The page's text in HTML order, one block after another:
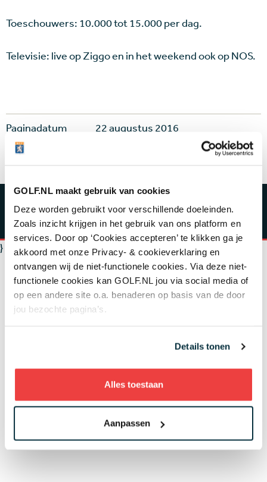
GOLF.NL maakt gebruik van cookies
Deze worden gebruikt voor verschillende doeleinden.
Zoals inzicht krijgen in het gebruik van ons platform en
services. Door op ‘Cookies accepteren’ te klikken ga je
akkoord met onze Privacy- & cookieverklaring en
ontvangen wij de niet-functionele cookies. Via deze niet-
functionele cookies kan GOLF.NL jou via social media of
op een andere site o.a. benaderen op basis van de door
jou bezochte pagina’s.
Details tonen
Alles toestaan
Aanpassen
Toeschouwers: 10.000 tot 15.000 per dag.
Televisie: live op Ziggo en in het weekend ook op NOS.
Paginadatum 22 augustus 2016
Auteur
CLUBPORTRETTEN
}
Domeinpartners van golf